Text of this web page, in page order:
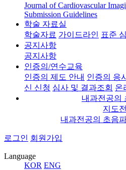
Journal of Cardiovascular
Submission Guidelines
학술 자료실
학술자료 가이드라인 표준
공지사항
공지사항
인증의/연수교육
인증의 제도 안내 인증의 응
신 신청 심사 및 결과조회 온
내과전공의
지도
내과전공의 초음
로그인 회원가입
Language
KOR ENG